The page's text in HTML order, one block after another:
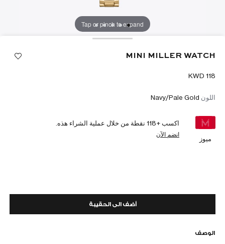
Tap or pinch to expand
MINI MILLER WATCH
اللون Navy/Pale Gold
ميوز
اكسب +118 نقطة من خلال عملية الشراء هذه.
انضم الآن
أضف الى الحقيبة
الوصف